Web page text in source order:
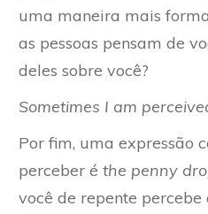
uma maneira mais
as pessoas pensam de
deles sobre você?
Sometimes I am
Por fim, uma expressão
perceber é the penny
você de repente